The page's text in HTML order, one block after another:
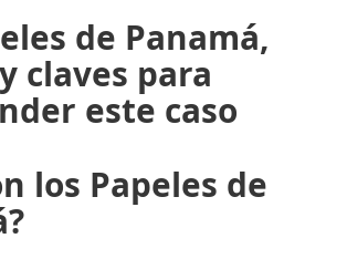
de Panamá,
claves para
este caso
los Papeles de